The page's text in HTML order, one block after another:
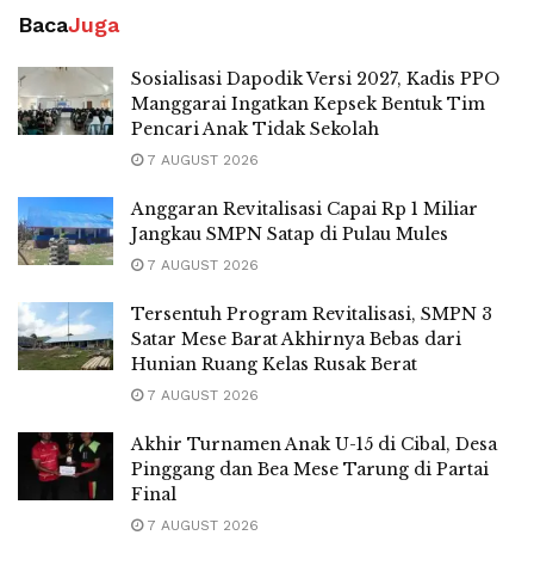
BacaJuga
Sosialisasi Dapodik Versi 2027, Kadis PPO
Manggarai Ingatkan Kepsek Bentuk Tim
Pencari Anak Tidak Sekolah
7 AUGUST 2026
Anggaran Revitalisasi Capai Rp 1 Miliar
Jangkau SMPN Satap di Pulau Mules
7 AUGUST 2026
Tersentuh Program Revitalisasi, SMPN 3
Satar Mese Barat Akhirnya Bebas dari
Hunian Ruang Kelas Rusak Berat
7 AUGUST 2026
Akhir Turnamen Anak U-15 di Cibal, Desa
Pinggang dan Bea Mese Tarung di Partai
Final
7 AUGUST 2026